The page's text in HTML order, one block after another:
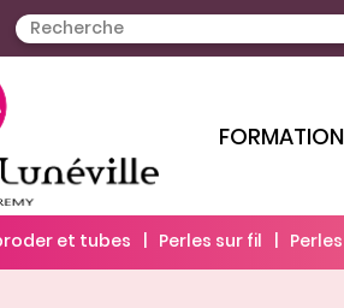
et tubes Perles sur fil